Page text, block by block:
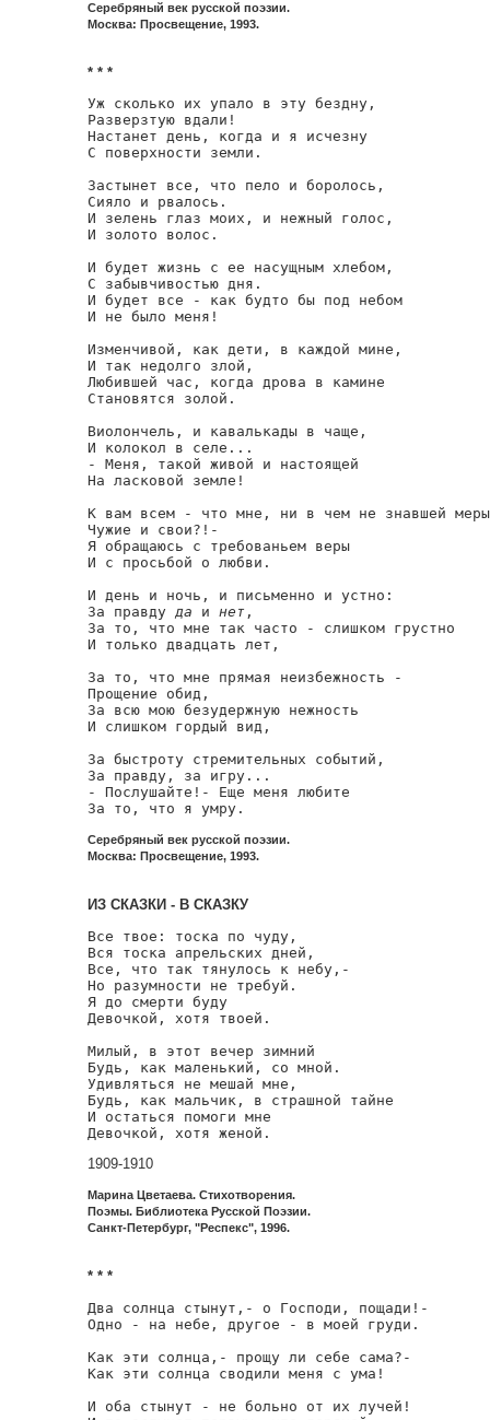
Серебряный век русской поэзии.
Москва: Просвещение, 1993.
* * *
Уж сколько их упало в эту бездну,
Разверзтую вдали!
Настанет день, когда и я исчезну
С поверхности земли.
Застынет все, что пело и боролось,
Сияло и рвалось.
И зелень глаз моих, и нежный голос,
И золото волос.
И будет жизнь с ее насущным хлебом,
С забывчивостью дня.
И будет все - как будто бы под небом
И не было меня!
Изменчивой, как дети, в каждой мине,
И так недолго злой,
Любившей час, когда дрова в камине
Становятся золой.
Виолончель, и кавалькады в чаще,
И колокол в селе...
- Меня, такой живой и настоящей
На ласковой земле!
К вам всем - что мне, ни в чем не знавшей
Чужие и свои?!-
Я обращаюсь с требованьем веры
И с просьбой о любви.
И день и ночь, и письменно и устно:
За правду да и нет ,
За то, что мне так часто - слишком грустно
И только двадцать лет,
За то, что мне прямая неизбежность -
Прощение обид,
За всю мою безудержную нежность
И слишком гордый вид,
За быстроту стремительных событий,
За правду, за игру...
- Послушайте!- Еще меня любите
За то, что я умру.
Серебряный век русской поэзии.
Москва: Просвещение, 1993.
ИЗ СКАЗКИ - В СКАЗКУ
Все твое: тоска по чуду,
Вся тоска апрельских дней,
Все, что так тянулось к небу,-
Но разумности не требуй.
Я до смерти буду
Девочкой, хотя твоей.
Милый, в этот вечер зимний
Будь, как маленький, со мной.
Удивляться не мешай мне,
Будь, как мальчик, в страшной тайне
И остаться помоги мне
Девочкой, хотя женой.
1909-1910
Марина Цветаева. Стихотворения.
Поэмы. Библиотека Русской Поэзии.
Санкт-Петербург, "Респекс", 1996.
* * *
Два солнца стынут,- о Господи, пощади!-
Одно - на небе, другое - в моей груди.
Как эти солнца,- прощу ли себе сама?-
Как эти солнца сводили меня с ума!
И оба стынут - не больно от их лучей!